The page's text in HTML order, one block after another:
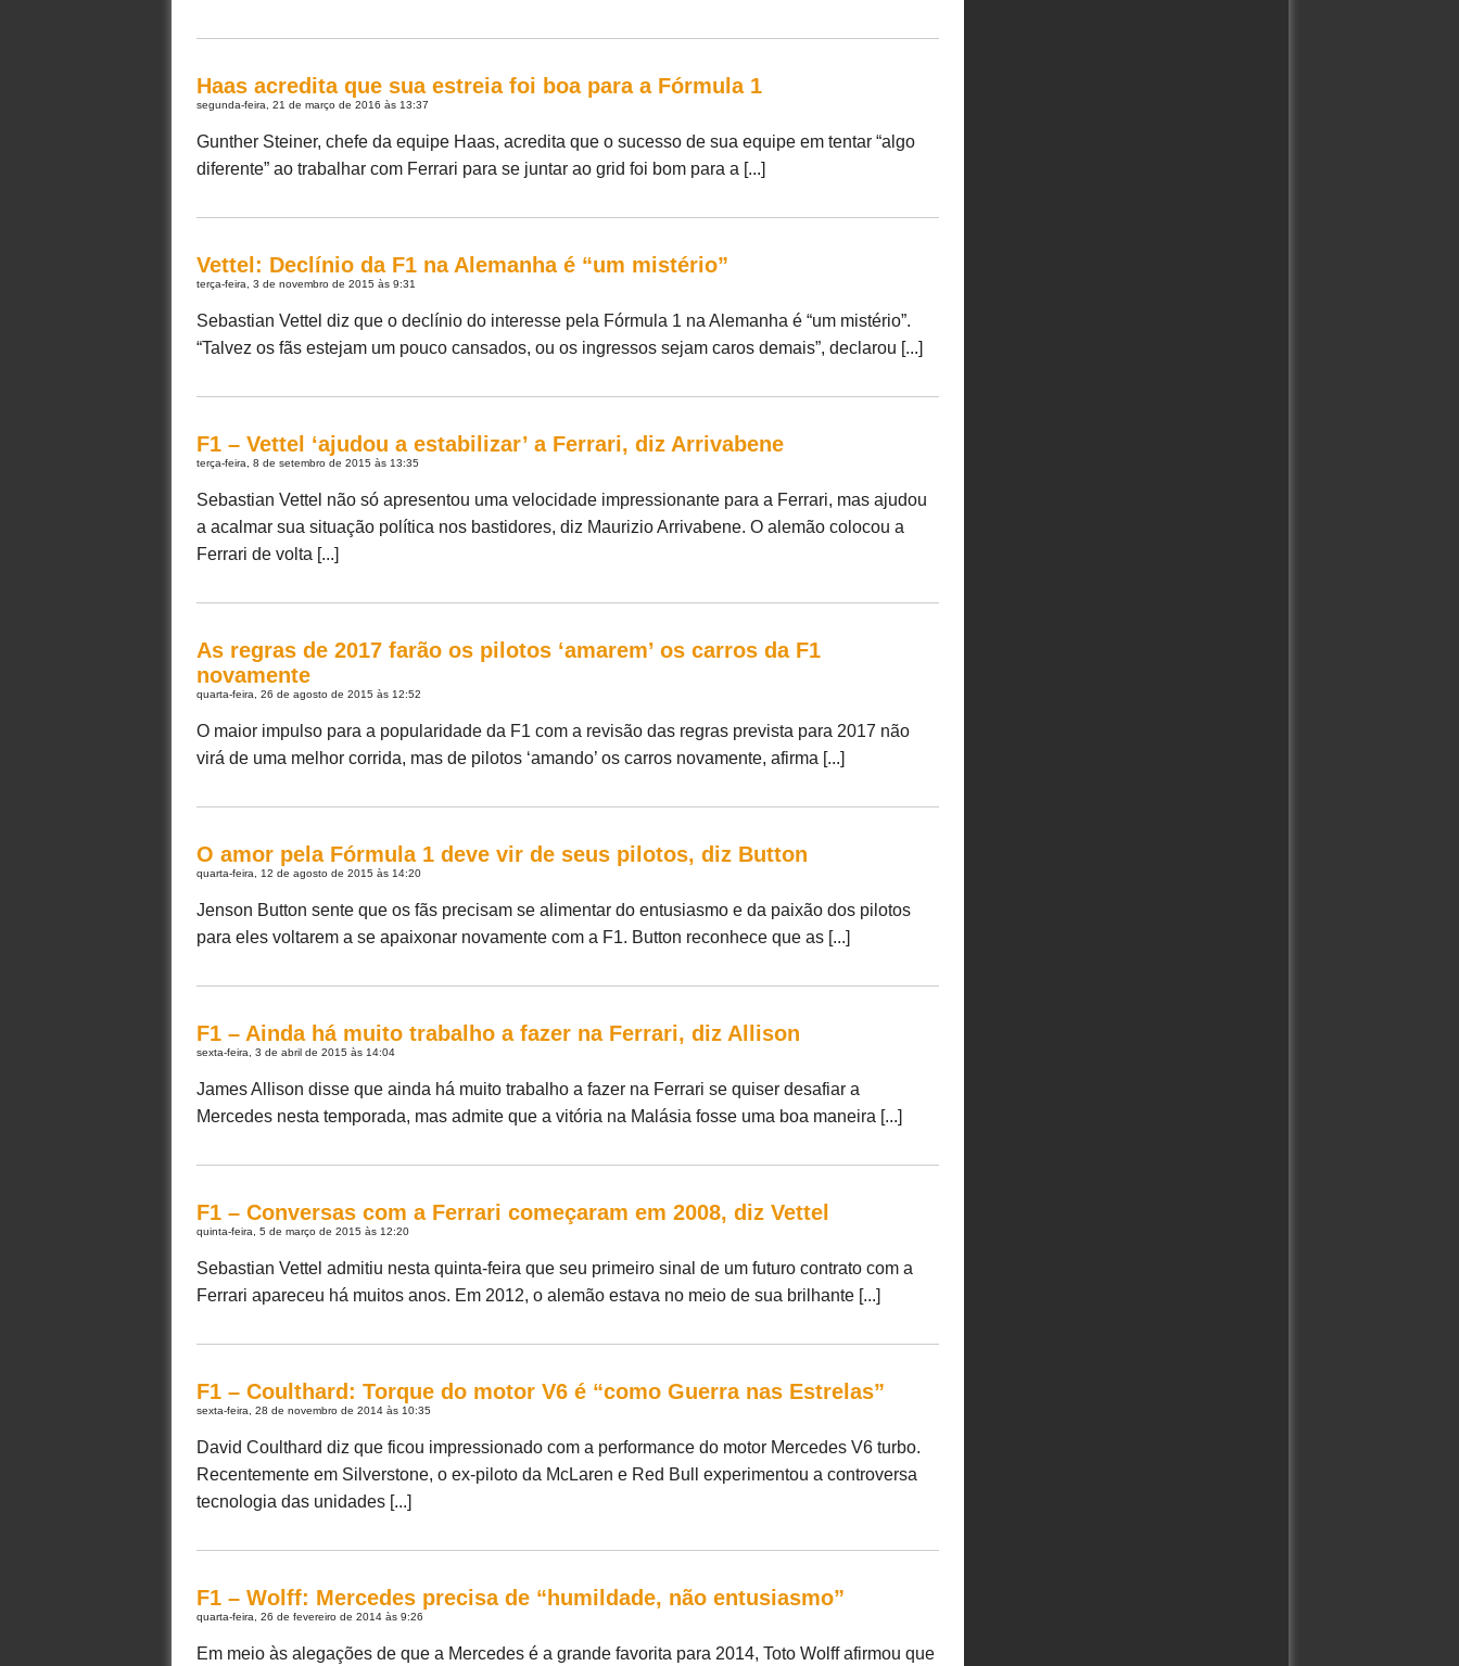
Haas acredita que sua estreia foi boa para a Fórmula 1
segunda-feira, 21 de março de 2016 às 13:37
Gunther Steiner, chefe da equipe Haas, acredita que o sucesso de sua equipe em tentar “algo
diferente” ao trabalhar com Ferrari para se juntar ao grid foi bom para a [...]
Vettel: Declínio da F1 na Alemanha é “um mistério”
terça-feira, 3 de novembro de 2015 às 9:31
Sebastian Vettel diz que o declínio do interesse pela Fórmula 1 na Alemanha é “um mistério”.
“Talvez os fãs estejam um pouco cansados, ou os ingressos sejam caros demais”, declarou [...]
F1 – Vettel ‘ajudou a estabilizar’ a Ferrari, diz Arrivabene
terça-feira, 8 de setembro de 2015 às 13:35
Sebastian Vettel não só apresentou uma velocidade impressionante para a Ferrari, mas ajudou
a acalmar sua situação política nos bastidores, diz Maurizio Arrivabene. O alemão colocou a
Ferrari de volta [...]
As regras de 2017 farão os pilotos ‘amarem’ os carros da F1
novamente
quarta-feira, 26 de agosto de 2015 às 12:52
O maior impulso para a popularidade da F1 com a revisão das regras prevista para 2017 não
virá de uma melhor corrida, mas de pilotos ‘amando’ os carros novamente, afirma [...]
O amor pela Fórmula 1 deve vir de seus pilotos, diz Button
quarta-feira, 12 de agosto de 2015 às 14:20
Jenson Button sente que os fãs precisam se alimentar do entusiasmo e da paixão dos pilotos
para eles voltarem a se apaixonar novamente com a F1. Button reconhece que as [...]
F1 – Ainda há muito trabalho a fazer na Ferrari, diz Allison
sexta-feira, 3 de abril de 2015 às 14:04
James Allison disse que ainda há muito trabalho a fazer na Ferrari se quiser desafiar a
Mercedes nesta temporada, mas admite que a vitória na Malásia fosse uma boa maneira [...]
F1 – Conversas com a Ferrari começaram em 2008, diz Vettel
quinta-feira, 5 de março de 2015 às 12:20
Sebastian Vettel admitiu nesta quinta-feira que seu primeiro sinal de um futuro contrato com a
Ferrari apareceu há muitos anos. Em 2012, o alemão estava no meio de sua brilhante [...]
F1 – Coulthard: Torque do motor V6 é “como Guerra nas Estrelas”
sexta-feira, 28 de novembro de 2014 às 10:35
David Coulthard diz que ficou impressionado com a performance do motor Mercedes V6 turbo.
Recentemente em Silverstone, o ex-piloto da McLaren e Red Bull experimentou a controversa
tecnologia das unidades [...]
F1 – Wolff: Mercedes precisa de “humildade, não entusiasmo”
quarta-feira, 26 de fevereiro de 2014 às 9:26
Em meio às alegações de que a Mercedes é a grande favorita para 2014, Toto Wolff afirmou que